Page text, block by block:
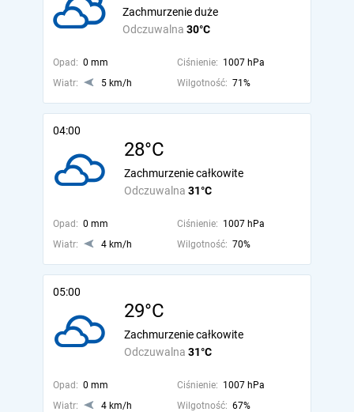
Odczuwalna 30°C
Zachmurzenie duże
Opad: 0 mm Ciśnienie: 1007 hPa
Wiatr:
5 km/h Wilgotność: 71%
04:00
28°C
Odczuwalna 31°C
Zachmurzenie całkowite
Opad: 0 mm Ciśnienie: 1007 hPa
Wiatr:
4 km/h Wilgotność: 70%
05:00
29°C
Odczuwalna 31°C
Zachmurzenie całkowite
Opad: 0 mm Ciśnienie: 1007 hPa
Wiatr:
4 km/h Wilgotność: 67%